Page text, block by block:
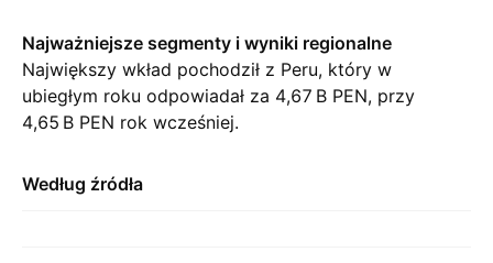
Najważniejsze segmenty i wyniki regionalne
Największy wkład pochodził z Peru, który w
ubiegłym roku odpowiadał za ‪4,67 B‬ PEN, przy
‪4,65 B‬ PEN rok wcześniej.
Według źródła